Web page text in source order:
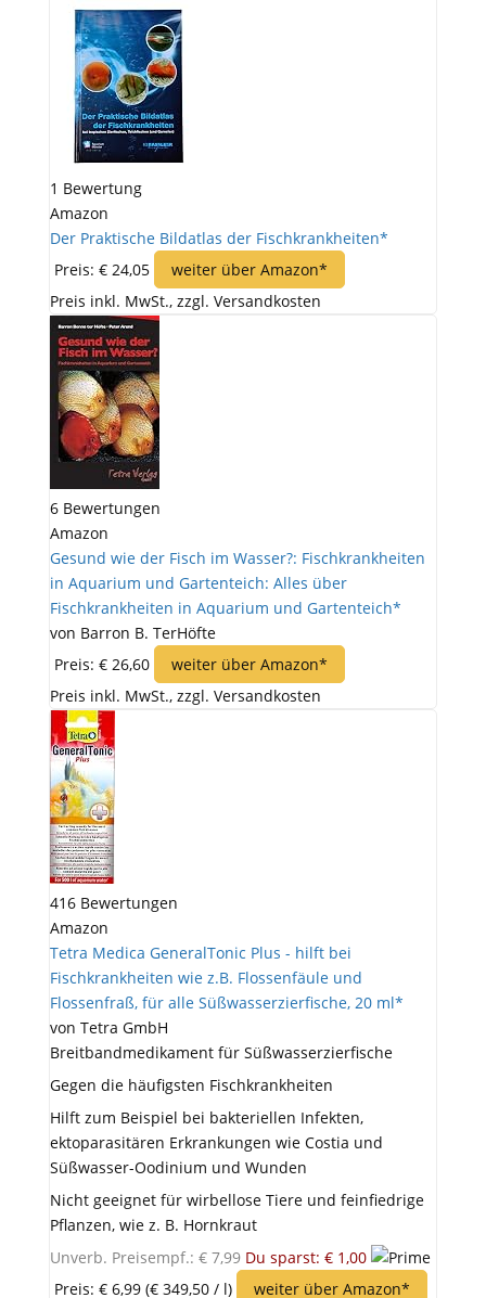
1 Bewertung
Amazon
Der Praktische Bildatlas der Fischkrankheiten*
Preis: € 24,05
weiter über Amazon*
Preis inkl. MwSt., zzgl. Versandkosten
6 Bewertungen
Amazon
Gesund wie der Fisch im Wasser?: Fischkrankheiten
in Aquarium und Gartenteich: Alles über
Fischkrankheiten in Aquarium und Gartenteich*
von Barron B. TerHöfte
Preis: € 26,60
weiter über Amazon*
Preis inkl. MwSt., zzgl. Versandkosten
416 Bewertungen
Amazon
Tetra Medica GeneralTonic Plus - hilft bei
Fischkrankheiten wie z.B. Flossenfäule und
Flossenfraß, für alle Süßwasserzierfische, 20 ml*
von Tetra GmbH
Breitbandmedikament für Süßwasserzierfische
Gegen die häufigsten Fischkrankheiten
Hilft zum Beispiel bei bakteriellen Infekten,
ektoparasitären Erkrankungen wie Costia und
Süßwasser-Oodinium und Wunden
Nicht geeignet für wirbellose Tiere und feinfiedrige
Pflanzen, wie z. B. Hornkraut
Unverb. Preisempf.: € 7,99 Du sparst: € 1,00
Preis: € 6,99 (€ 349,50 / l) weiter über Amazon*